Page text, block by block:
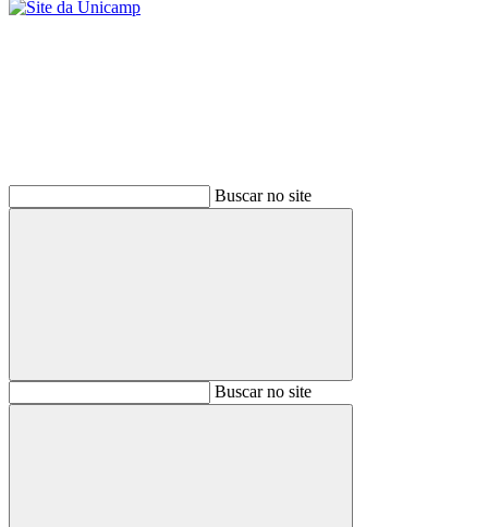
Buscar no site
BuscarBuscar no site